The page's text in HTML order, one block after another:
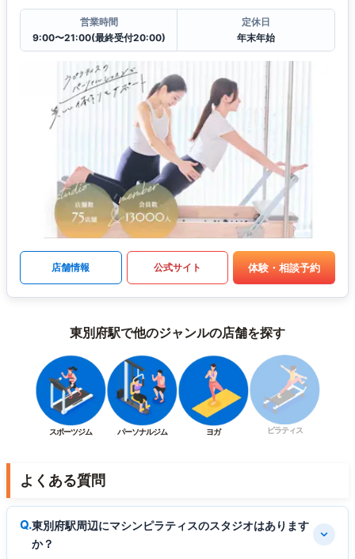
営業時間
9:00〜21:00(最終受付20:00)
定休日
年末年始
店舗情報 公式サイト 体験・相談予約
東別府駅で他のジャンルの店舗を探す
スポーツジム パーソナルジム ヨガ ピラティス
よくある質問
東別府駅周辺にマシンピラティスのスタジオはあります
か？